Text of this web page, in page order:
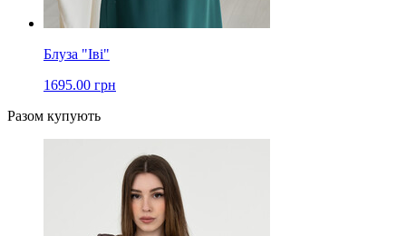
Блуза "Іві"
1695.00 грн
Разом купують